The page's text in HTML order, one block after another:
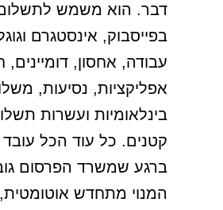
דבר. הוא משמש
בפייסבוק, אינסטגרם
עבודה, אחסון, דומיינים,
אפליקציות, נסיעות,
בינלאומיות ועשרות
קטנים. כל עוד הכל
ברגע שמשרד הפרסום
המנוי מתחדש